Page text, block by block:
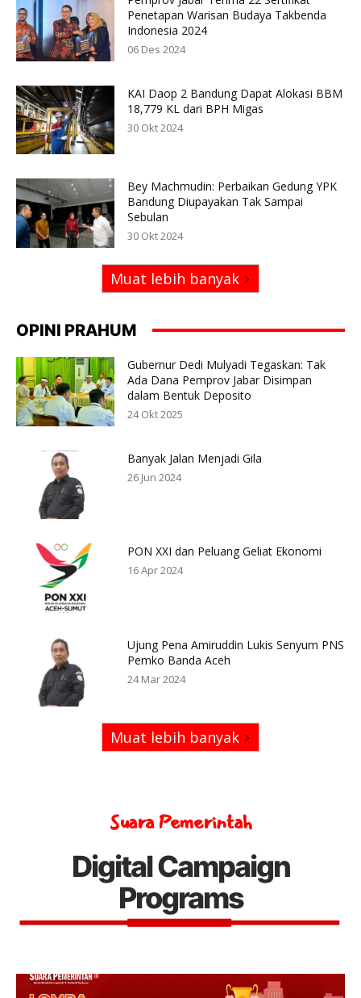
Penetapan Warisan Budaya Takbenda
Indonesia 2024
06 Des 2024
KAI Daop 2 Bandung Dapat Alokasi BBM
18,779 KL dari BPH Migas
30 Okt 2024
Bey Machmudin: Perbaikan Gedung YPK
Bandung Diupayakan Tak Sampai
Sebulan
30 Okt 2024
Muat lebih banyak
OPINI PRAHUM
Gubernur Dedi Mulyadi Tegaskan: Tak
Ada Dana Pemprov Jabar Disimpan
dalam Bentuk Deposito
24 Okt 2025
Banyak Jalan Menjadi Gila
26 Jun 2024
PON XXI dan Peluang Geliat Ekonomi
16 Apr 2024
Ujung Pena Amiruddin Lukis Senyum PNS
Pemko Banda Aceh
24 Mar 2024
Muat lebih banyak
Suara Pemerintah
Digital Campaign
Programs